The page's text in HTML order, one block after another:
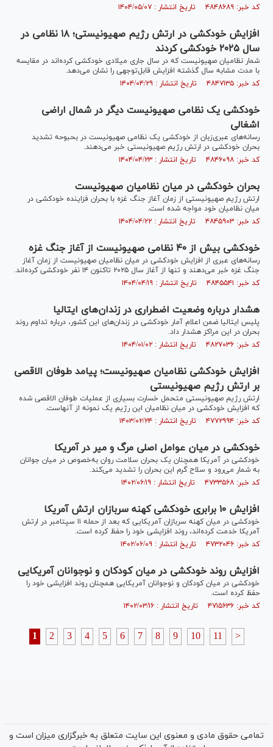
کد خبر: ۴۸۴۸۶۸۹ تاریخ انتشار : ۱۴۰۴/۰۵/۰۷
افزایش خودکشی در ارتش رژیم صهیونیستی؛ ۱۸ نظامی در
سال ۲۰۲۵ خودکشی کردند
شمار نظامیان صهیونیست که در سال جاری میلادی خودکشی کرده‌اند در مقایسه
با مدت مشابه سال گذشته افزایش قابل‌توجهی را نشان می‌دهد.
کد خبر: ۴۸۴۷۱۳۵ تاریخ انتشار : ۱۴۰۴/۰۴/۲۹
خودکشی یک نظامی صهیونیست دیگر در شمال اراضی
اشغالی
رسانه‌های عبری‌زبان از خودکشی یک نظامی صهیونیست در بحبوحه تشدید
بحران خودکشی در ارتش رژیم صهیونیستی خبر می‌دهند.
کد خبر: ۴۸۴۶۰۹۸ تاریخ انتشار : ۱۴۰۴/۰۴/۲۳
بحران خودکشی در میان نظامیان صهیونیست
ارتش رژیم صهیونیستی از زمان آغاز جنگ غزه با بحران فزاینده خودکشی در
میان نظامیان خود مواجه شده است.
کد خبر: ۴۸۴۵۹۰۳ تاریخ انتشار : ۱۴۰۴/۰۴/۲۲
خودکشی بیش از ۴۰ نظامی صهیونیست از آغاز جنگ غزه
رسانه‌های عبری از افزایش خودکشی در میان نظامیان صهیونیست از زمان آغاز
جنگ غزه خبر می‌دهند و تنها از آغاز سال ۲۰۲۵ تاکنون ۱۴ نفر خودکشی کرده‌اند.
کد خبر: ۴۸۴۵۵۴۱ تاریخ انتشار : ۱۴۰۴/۰۴/۱۹
هشدار درباره وضعیت اضطراری در زندان‌های ایتالیا
پلیس ایتالیا ضمن اعلام آمار خودکشی در زندان‌های این کشور، درباره تداوم روند
بحران در این مراکز هشدار داد.
کد خبر: ۴۸۲۷۰۳۶ تاریخ انتشار : ۱۴۰۴/۰۱/۰۲
افزایش خودکشی نظامیان صهیونیست؛ پیامد‌ طوفان الاقصی
بر ارتش رژیم صهیونیستی
ارتش رژیم صهیونیستی متحمل خسارت بسیاری از عملیات طوفان الاقصی شده
که افزایش خودکشی در میان نظامیان این رژیم یک نمونه از آنهاست.
کد خبر: ۴۷۷۲۹۹۴ تاریخ انتشار : ۱۴۰۳/۰۲/۲۴
خودکشی در میان عوامل اصلی مرگ و میر در آمریکا
خودکشی در آمریکا همچنان یک بحران سلامت روان به‌خصوص در میان جوانان
به شمار می‌رود و سلاح گرم این بحران را تشدید می‌کند.
کد خبر: ۴۷۳۳۵۶۸ تاریخ انتشار : ۱۴۰۲/۰۶/۱۹
افزایش ۱۰ برابری خودکشی کهنه سربازان ارتش آمریکا
خودکشی در میان کهنه سربازان آمریکایی که بعد از حمله ۱۱ سپتامبر در ارتش
آمریکا خدمت کرده‌اند، روند افزایشی خود را حفظ کرده است.
کد خبر: ۴۷۳۲۰۴۶ تاریخ انتشار : ۱۴۰۲/۰۶/۰۹
افزایش روند خودکشی در میان کودکان و نوجوانان آمریکایی
خودکشی در میان کودکان و نوجوانان آمریکایی همچنان روند افزایشی خود را
حفظ کرده است.
کد خبر: ۴۷۱۵۶۳۶ تاریخ انتشار : ۱۴۰۲/۰۳/۱۶
1 2 3 4 5 6 7 8 9 10 11 >
تمامی حقوق مادی و معنوی این سایت متعلق به خبرگزاری میزان است و